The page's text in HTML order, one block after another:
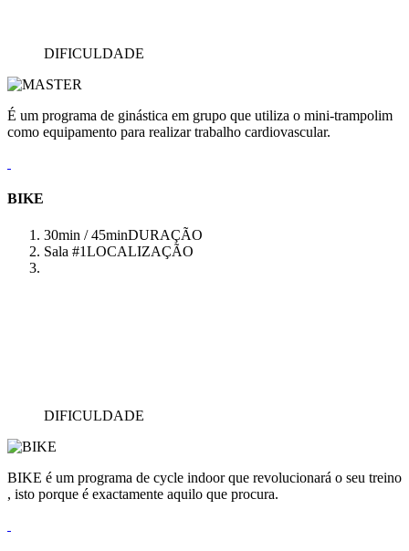
DIFICULDADE
É um programa de ginástica em grupo que utiliza o mini-trampolim
como equipamento para realizar trabalho cardiovascular.
BIKE
30min / 45minDURAÇÃO
Sala #1LOCALIZAÇÃO
DIFICULDADE
BIKE é um programa de cycle indoor que revolucionará o seu treino
, isto porque é exactamente aquilo que procura.